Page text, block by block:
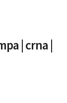
| crna |